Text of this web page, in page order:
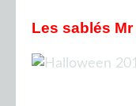
Les sablés